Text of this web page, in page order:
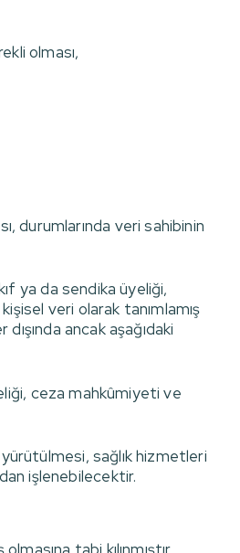
olması,
durumlarında veri sahibinin
ya da sendika üyeliği,
veri olarak tanımlamış
ancak aşağıdaki
ceza mahkûmiyeti ve
yürütülmesi, sağlık hizmetleri
işlenebilecektir.